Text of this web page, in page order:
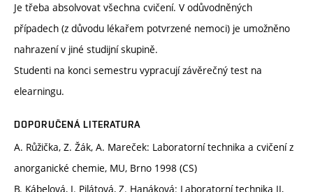
Je třeba absolvovat všechna cvičení. V odůvodněných
případech (z důvodu lékařem potvrzené nemoci) je umožněno
nahrazení v jiné studijní skupině.
Studenti na konci semestru vypracují závěrečný test na
elearningu.
DOPORUČENÁ LITERATURA
A. Růžička, Z. Žák, A. Mareček: Laboratorní technika a cvičení z
anorganické chemie, MU, Brno 1998 (CS)
B. Kábelová, I. Pilátová, Z. Hanáková: Laboratorní technika II,